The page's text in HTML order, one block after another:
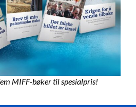
MIFF-bøker til spesialpris!